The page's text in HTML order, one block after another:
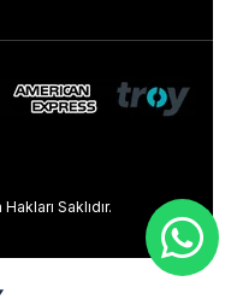
Saklıdır.